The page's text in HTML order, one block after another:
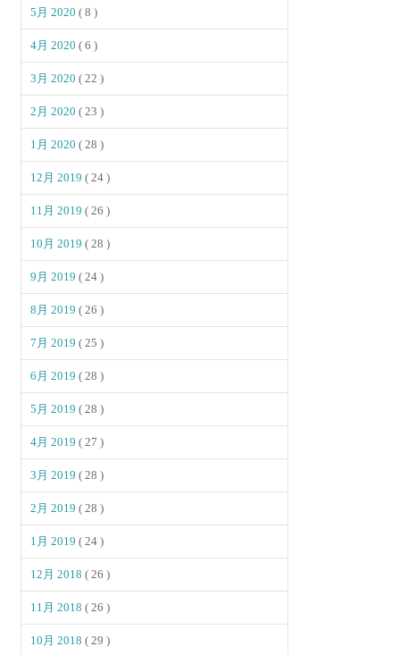
5月 2020( 8 )
4月 2020( 6 )
3月 2020( 22 )
2月 2020( 23 )
1月 2020( 28 )
12月 2019( 24 )
11月 2019( 26 )
10月 2019( 28 )
9月 2019( 24 )
8月 2019( 26 )
7月 2019( 25 )
6月 2019( 28 )
5月 2019( 28 )
4月 2019( 27 )
3月 2019( 28 )
2月 2019( 28 )
1月 2019( 24 )
12月 2018( 26 )
11月 2018( 26 )
10月 2018( 29 )